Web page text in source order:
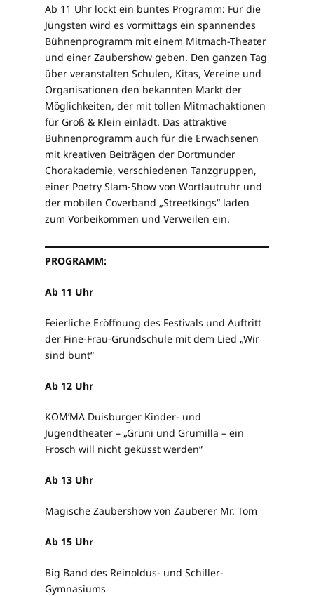
Ab 11 Uhr lockt ein buntes Programm: Für die
Jüngsten wird es vormittags ein spannendes
Bühnenprogramm mit einem Mitmach-Theater
und einer Zaubershow geben. Den ganzen Tag
über veranstalten Schulen, Kitas, Vereine und
Organisationen den bekannten Markt der
Möglichkeiten, der mit tollen Mitmachaktionen
für Groß & Klein einlädt. Das attraktive
Bühnenprogramm auch für die Erwachsenen
mit kreativen Beiträgen der Dortmunder
Chorakademie, verschiedenen Tanzgruppen,
einer Poetry Slam-Show von Wortlautruhr und
der mobilen Coverband „Streetkings“ laden
zum Vorbeikommen und Verweilen ein.
PROGRAMM:
Ab 11 Uhr
Feierliche Eröffnung des Festivals und Auftritt
der Fine-Frau-Grundschule mit dem Lied „Wir
sind bunt“
Ab 12 Uhr
KOM’MA Duisburger Kinder- und
Jugendtheater – „Grüni und Grumilla – ein
Frosch will nicht geküsst werden“
Ab 13 Uhr
Magische Zaubershow von Zauberer Mr. Tom
Ab 15 Uhr
Big Band des Reinoldus- und Schiller-
Gymnasiums